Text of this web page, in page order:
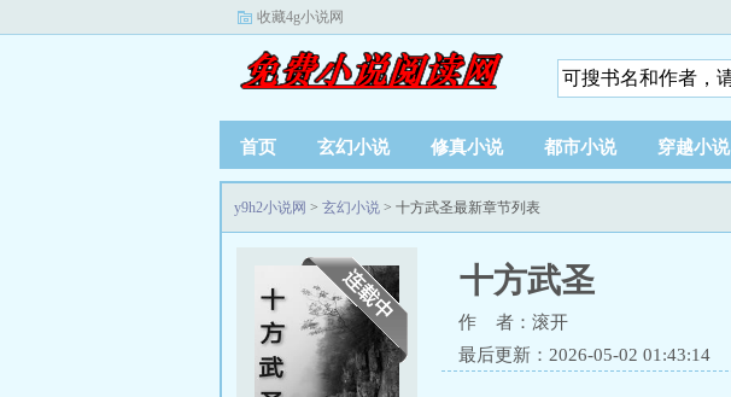
收藏4g小说网
首页 玄幻小说 修真小说 都市小说 穿越小说
y9h2小说网 > 玄幻小说 > 十方武圣最新章节列表
十方武圣
作 者：滚开
最后更新：2026-05-02 01:43:14